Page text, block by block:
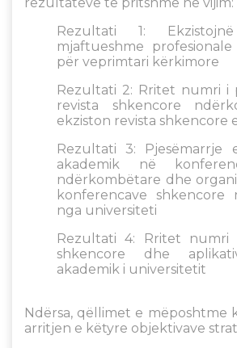
Rezultati 1:
mjaftueshme
për veprimtari kërkimore
Rezultati 2: Rritet numri i
revista shkencore
ekziston revista shkencore
Rezultati 3:
akademik në
ndërkombëtare dhe
konferencave shkencore
nga universiteti
Rezultati 4: Rritet numri
shkencore dhe
akademik i universitetit
Ndërsa, qëllimet e mëposhtme
arritjen e këtyre objektivave